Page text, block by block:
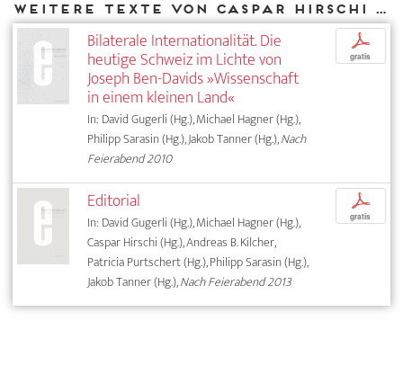
Weitere Texte von Caspar Hirschi bei DIAPHANES
Bilaterale Internationalität. Die
heutige Schweiz im Lichte von
Joseph Ben-Davids »Wissenschaft
in einem kleinen Land«
In: David Gugerli (Hg.), Michael Hagner (Hg.),
Philipp Sarasin (Hg.), Jakob Tanner (Hg.),Nach
Feierabend 2010
p
gratis
Editorial
In: David Gugerli (Hg.), Michael Hagner (Hg.),
Caspar Hirschi (Hg.), Andreas B. Kilcher,
Patricia Purtschert (Hg.), Philipp Sarasin (Hg.),
Jakob Tanner (Hg.),Nach Feierabend 2013
p
gratis